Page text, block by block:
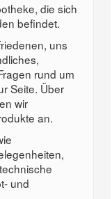
die sich
befindet.
uns
rund um
Seite. Über
wir
an.
und